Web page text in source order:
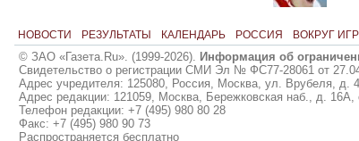
НОВОСТИ РЕЗУЛЬТАТЫ КАЛЕНДАРЬ РОССИЯ ВОКРУГ ИГР
© ЗАО «Газета.Ru». (1999-2026). Информация об
Свидетельство о регистрации СМИ Эл № ФС77-28061 от
Адрес учредителя: 125080, Россия, Москва, ул. Врубеля, д.
Адрес редакции: 121059, Москва, Бережковская наб., д. 16А,
Телефон редакции: +7 (495) 980 80 28
Факс: +7 (495) 980 90 73
Распространяется бесплатно